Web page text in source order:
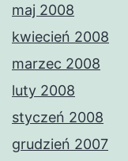
maj 2008
kwiecień 2008
marzec 2008
luty 2008
styczeń 2008
grudzień 2007